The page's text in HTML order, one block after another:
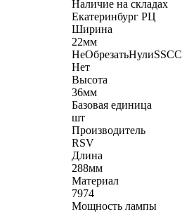
Наличие на складах
Екатеринбург РЦ
Ширина
22мм
НеОбрезатьНулиSSCC
Нет
Высота
36мм
Базовая единица
шт
Производитель
RSV
Длина
288мм
Материал
7974
Мощность лампы